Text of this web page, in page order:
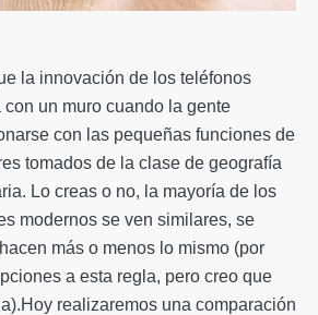
la innovación de los teléfonos
un muro cuando la gente
con las pequeñas funciones de
tomados de la clase de geografía
Lo creas o no, la mayoría de los
modernos se ven similares, se
más o menos lo mismo (por
a esta regla, pero creo que
realizaremos una comparación